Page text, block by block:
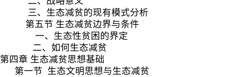
三、生态减贫的现有模式分析
第五节 生态减贫边界与条件
一、生态性贫困的界定
二、如何生态减贫
第四章 生态减贫思想基础
第一节 生态文明思想与生态减贫